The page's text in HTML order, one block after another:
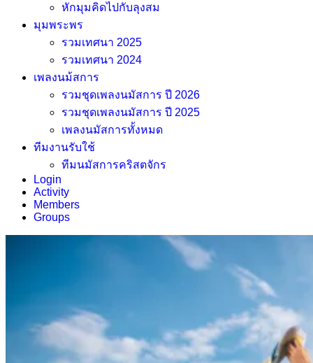
หักมุมคิดไปกับลุงสม
มุมพระพร
รวมเทศนา 2025
รวมเทศนา 2024
เพลงนม้สการ
รวมชุดเพลงนมัสการ ปี 2026
รวมชุดเพลงนมัสการ ปี 2025
เพลงนมัสการทั้งหมด
ทีมงานรับใช้
ทีมนมัสการคริสตจักร
Login
Activity
Members
Groups